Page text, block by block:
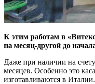
К этим работам в
на месяц-другой до
Даже при наличии на
месяцев. Особенно это
изготавливаются в Италии.